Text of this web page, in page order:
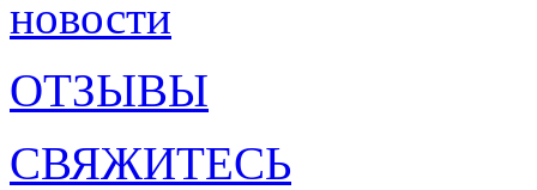
новости
ОТЗЫВЫ
СВЯЖИТЕСЬ